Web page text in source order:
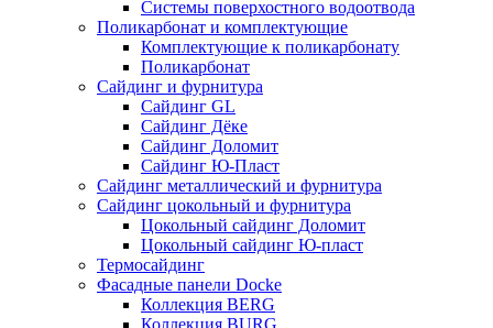
Системы поверхостного водоотвода
Поликарбонат и комплектующие
Комплектующие к поликарбонату
Поликарбонат
Сайдинг и фурнитура
Сайдинг GL
Сайдинг Дёке
Сайдинг Доломит
Сайдинг Ю-Пласт
Сайдинг металлический и фурнитура
Сайдинг цокольный и фурнитура
Цокольный сайдинг Доломит
Цокольный сайдинг Ю-пласт
Термосайдинг
Фасадные панели Docke
Коллекция BERG
Коллекция BURG